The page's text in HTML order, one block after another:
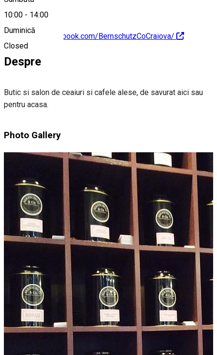
10:00 - 14:00
Duminică
Closed
https://www.facebook.com/BernschutzCoCraiova/
Despre
Butic si salon de ceaiuri si cafele alese, de savurat aici sau
pentru acasa.
Photo Gallery